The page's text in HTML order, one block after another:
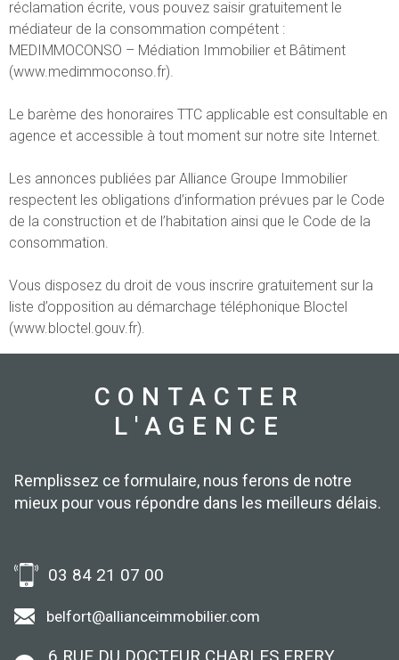
réclamation écrite, vous pouvez saisir gratuitement le
médiateur de la consommation compétent :
MEDIMMOCONSO – Médiation Immobilier et Bâtiment
(www.medimmoconso.fr).
Le barème des honoraires TTC applicable est consultable en
agence et accessible à tout moment sur notre site Internet.
Les annonces publiées par Alliance Groupe Immobilier
respectent les obligations d’information prévues par le Code
de la construction et de l’habitation ainsi que le Code de la
consommation.
Vous disposez du droit de vous inscrire gratuitement sur la
liste d’opposition au démarchage téléphonique Bloctel
(www.bloctel.gouv.fr).
CONTACTER
L'AGENCE
Remplissez ce formulaire, nous ferons de notre
mieux pour vous répondre dans les meilleurs délais.
03 84 21 07 00
belfort@allianceimmobilier.com
6 RUE DU DOCTEUR CHARLES FRERY